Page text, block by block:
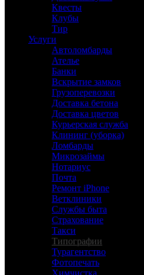
Квесты
Клубы
Тир
Услуги
Автоломбарды
Ателье
Банки
Вскрытие замков
Грузоперевозки
Доставка бетона
Доставка цветов
Курьерская служба
Клининг (уборка)
Ломбарды
Микрозаймы
Нотариус
Почта
Ремонт iPhone
Ветклиники
Службы быта
Страхование
Такси
Типографии
Турагентство
Фотопечать
Химчистка